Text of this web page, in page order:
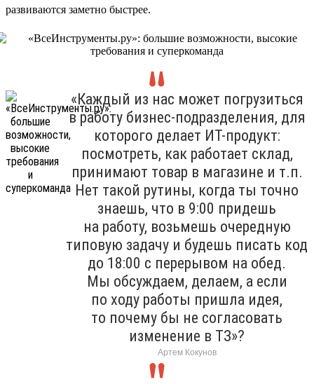
развиваются заметно быстрее.
«Каждый из нас может погрузиться
в работу бизнес-подразделения, для
которого делает ИТ-продукт:
посмотреть, как работает склад,
принимают товар в магазине и т.п.
Нет такой рутины, когда ты точно
знаешь, что в 9:00 придешь
на работу, возьмешь очередную
типовую задачу и будешь писать код
до 18:00 с перерывом на обед.
Мы обсуждаем, делаем, а если
по ходу работы пришла идея,
то почему бы не согласовать
изменение в ТЗ»?
Артем Кокунов